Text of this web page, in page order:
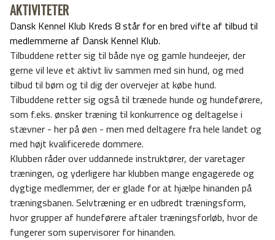
AKTIVITETER
Dansk Kennel Klub Kreds 8 står for en bred vifte af tilbud til
medlemmerne af Dansk Kennel Klub.
Tilbuddene retter sig til både nye og gamle hundeejer, der
gerne vil leve et aktivt liv sammen med sin hund, og med
tilbud til børn og til dig der overvejer at købe hund.
Tilbuddene retter sig også til trænede hunde og hundeførere,
som f.eks. ønsker træning til konkurrence og deltagelse i
stævner - her på øen - men med deltagere fra hele landet og
med højt kvalificerede dommere.
Klubben råder over uddannede instruktører, der varetager
træningen, og yderligere har klubben mange engagerede og
dygtige medlemmer, der er glade for at hjælpe hinanden på
træningsbanen. Selvtræning er en udbredt træningsform,
hvor grupper af hundeførere aftaler træningsforløb, hvor de
fungerer som supervisorer for hinanden.